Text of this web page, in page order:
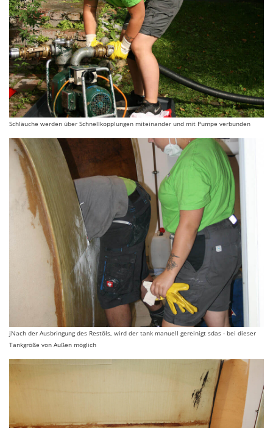
Schläuche werden über Schnellkopplungen miteinander und mit Pumpe verbunden
jNach der Ausbringung des Restöls, wird der tank manuell gereinigt sdas - bei dieser
Tankgröße von Außen möglich